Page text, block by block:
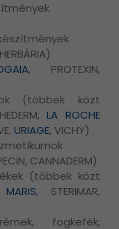
, PROTEXIN,
(többek közt
LA ROCHE
URIAGE, VICHY)
CANNADERM)
(többek közt
, STERIMAR,
fogkefék,